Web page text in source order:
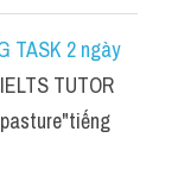
TASK 2 ngày
TUTOR